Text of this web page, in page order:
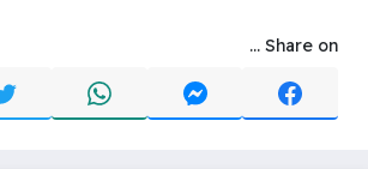
Share on ...